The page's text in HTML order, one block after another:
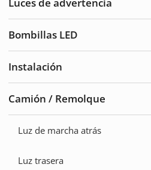
Luces de advertencia
Bombillas LED
Instalación
Camión / Remolque
Luz de marcha atrás
Luz trasera